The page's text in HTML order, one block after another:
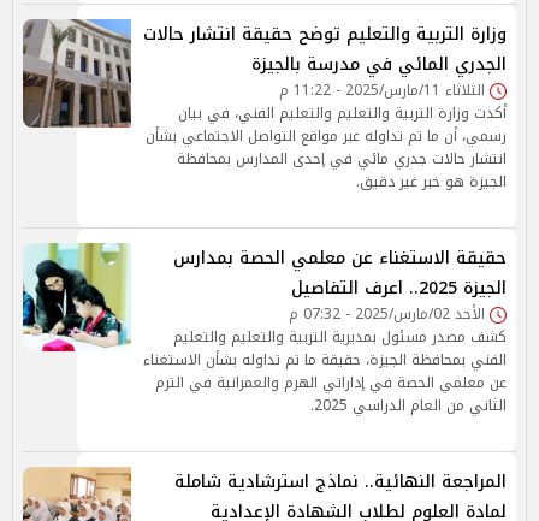
وزارة التربية والتعليم توضح حقيقة انتشار حالات
الجدري المائي في مدرسة بالجيزة
الثلاثاء 11/مارس/2025 - 11:22 م
أكدت وزارة التربية والتعليم والتعليم الفني، في بيان
رسمي، أن ما تم تداوله عبر مواقع التواصل الاجتماعي بشأن
انتشار حالات جدري مائي في إحدى المدارس بمحافظة
الجيزة هو خبر غير دقيق.
حقيقة الاستغناء عن معلمي الحصة بمدارس
الجيزة 2025.. اعرف التفاصيل
الأحد 02/مارس/2025 - 07:32 م
كشف مصدر مسئول بمديرية التربية والتعليم والتعليم
الفني بمحافظة الجيزة، حقيقة ما تم تداوله بشأن الاستغناء
عن معلمي الحصة في إداراتي الهرم والعمرانية في الترم
الثاني من العام الدراسي 2025.
المراجعة النهائية.. نماذج استرشادية شاملة
لمادة العلوم لطلاب الشهادة الإعدادية